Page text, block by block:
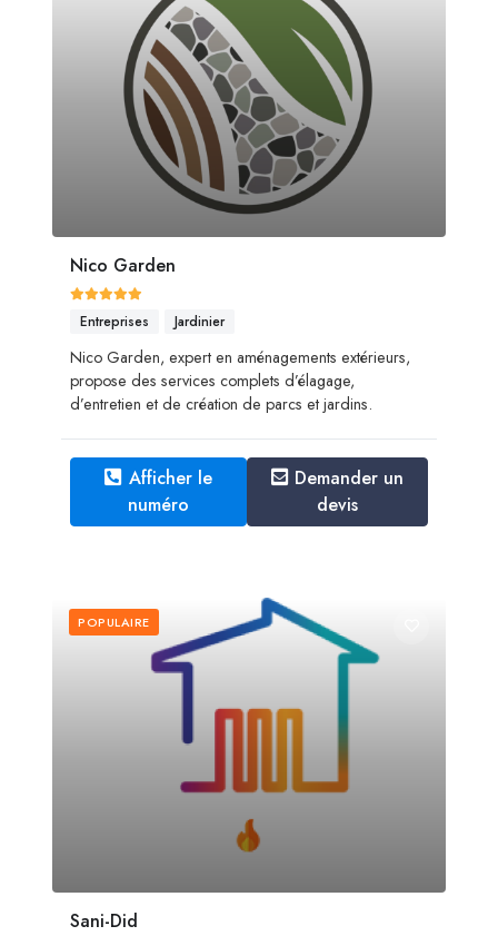
Nico Garden
Entreprises Jardinier
Nico Garden, expert en aménagements extérieurs,
propose des services complets d’élagage,
d’entretien et de création de parcs et jardins.
Afficher le
numéro
Demander un
devis
POPULAIRE
Sani-Did